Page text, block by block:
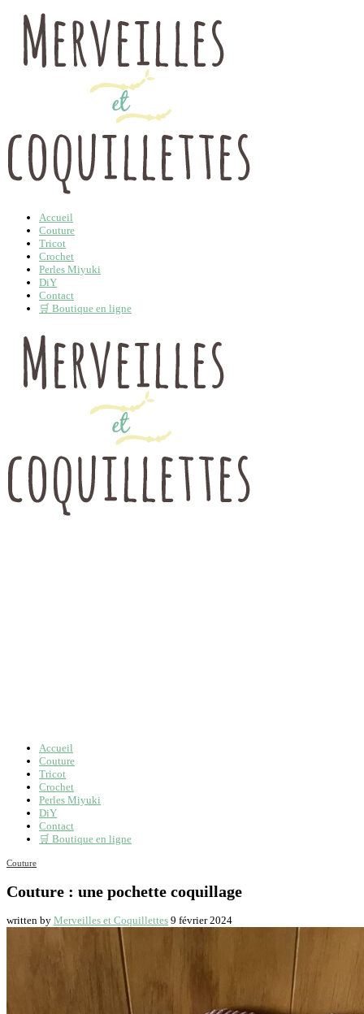
Accueil
Couture
Tricot
Crochet
Perles Miyuki
DiY
Contact
🛒 Boutique en ligne
Accueil
Couture
Tricot
Crochet
Perles Miyuki
DiY
Contact
🛒 Boutique en ligne
Couture
Couture : une pochette coquillage
written by Merveilles et Coquillettes 9 février 2024